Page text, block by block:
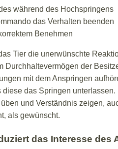
während des Hochspringens
das Verhalten beenden
Benehmen
Tier die unerwünschte
Durchhaltevermögen der
mit dem Anspringen
diese das Springen
und Verständnis zeigen,
als gewünscht.
das Interesse des